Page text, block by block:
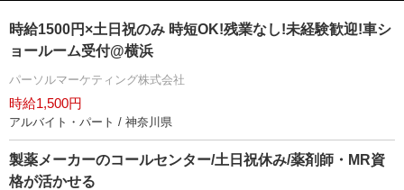
時給1500円×土日祝のみ 時短OK!残業なし!未経験歓迎!車シ
ョールーム受付@横浜
パーソルマーケティング株式会社
時給1,500円
アルバイト・パート / 神奈川県
製薬メーカーのコールセンター/土日祝休み/薬剤師・MR資
格が活かせる